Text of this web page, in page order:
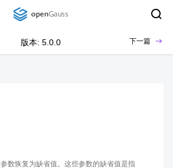
版本: 5.0.0 下一篇
数恢复为缺省值。这些参数的缺省值是指